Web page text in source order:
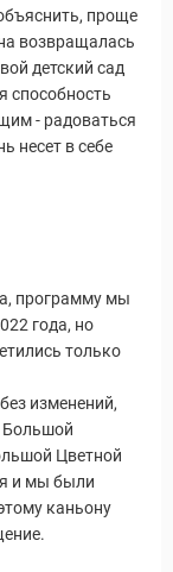
проще
возвращалась
детский сад
способность
- радоваться
несет в себе
программу мы
года, но
только
изменений,
Большой
Цветной
и мы были
каньону